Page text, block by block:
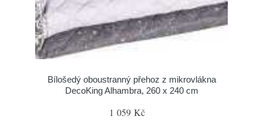
Bílošedý oboustranný přehoz z mikrovlákna
DecoKing Alhambra, 260 x 240 cm
1 059 Kč